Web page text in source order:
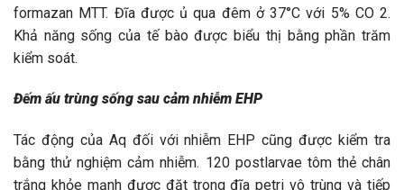
formazan MTT. Đĩa được ủ qua đêm ở 37°C với 5% CO 2.
Khả năng sống của tế bào được biểu thị bằng phần trăm
kiểm soát.
Đếm ấu trùng sống sau cảm nhiễm EHP
Tác động của Aq đối với nhiễm EHP cũng được kiểm tra
bằng thử nghiệm cảm nhiễm. 120 postlarvae tôm thẻ chân
trắng khỏe mạnh được đặt trong đĩa petri vô trùng và tiếp